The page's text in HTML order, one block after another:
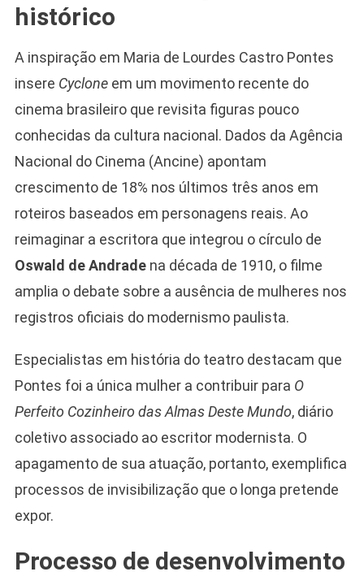
histórico
A inspiração em Maria de Lourdes Castro Pontes
insere Cycloneem um movimento recente do
cinema brasileiro que revisita figuras pouco
conhecidas da cultura nacional. Dados da Agência
Nacional do Cinema (Ancine) apontam
crescimento de 18% nos últimos três anos em
roteiros baseados em personagens reais. Ao
reimaginar a escritora que integrou o círculo de
Oswald de Andradena década de 1910, o filme
amplia o debate sobre a ausência de mulheres nos
registros oficiais do modernismo paulista.
Especialistas em história do teatro destacam que
Pontes foi a única mulher a contribuir para O
Perfeito Cozinheiro das Almas Deste Mundo, diário
coletivo associado ao escritor modernista. O
apagamento de sua atuação, portanto, exemplifica
processos de invisibilização que o longa pretende
expor.
Processo de desenvolvimento